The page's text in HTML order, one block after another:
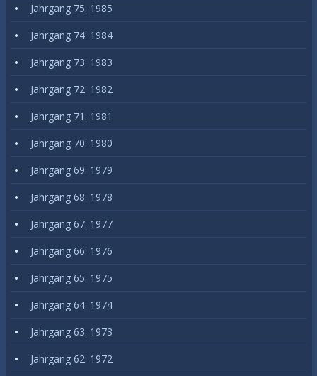
Jahrgang 75: 1985
Jahrgang 74: 1984
Jahrgang 73: 1983
Jahrgang 72: 1982
Jahrgang 71: 1981
Jahrgang 70: 1980
Jahrgang 69: 1979
Jahrgang 68: 1978
Jahrgang 67: 1977
Jahrgang 66: 1976
Jahrgang 65: 1975
Jahrgang 64: 1974
Jahrgang 63: 1973
Jahrgang 62: 1972